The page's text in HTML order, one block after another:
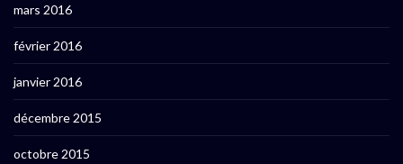
mars 2016
février 2016
janvier 2016
décembre 2015
octobre 2015